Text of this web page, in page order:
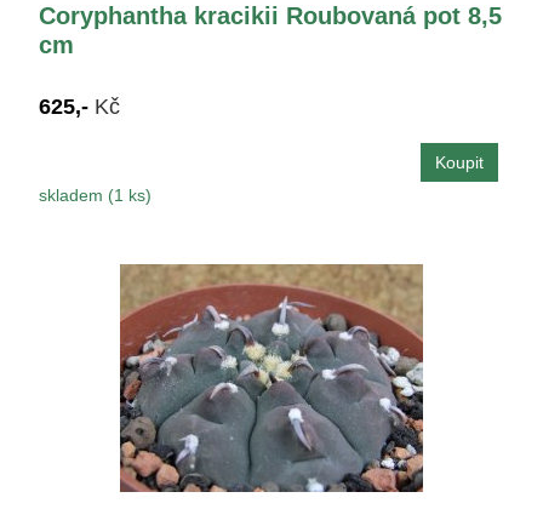
Coryphantha kracikii Roubovaná pot 8,5
cm
625,- Kč
skladem (1 ks)